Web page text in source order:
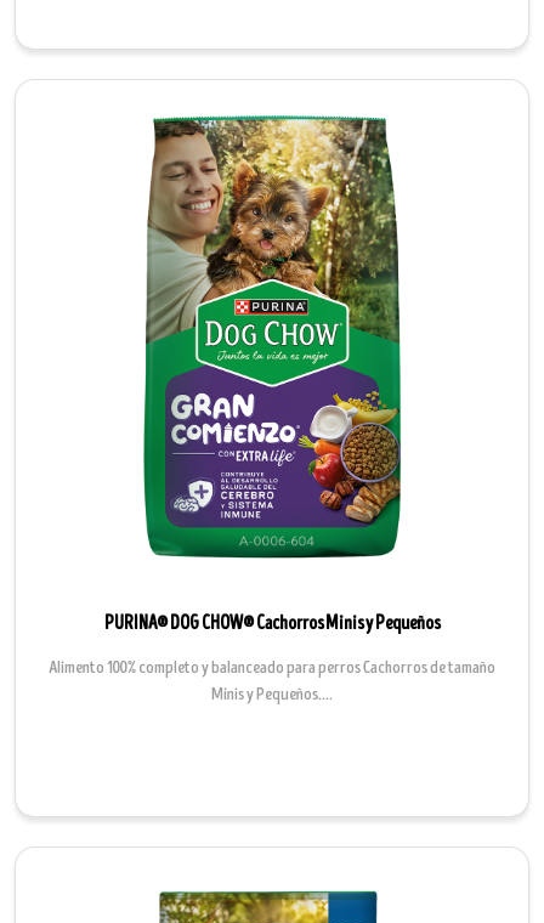
PURINA® DOG CHOW® Cachorros Minis y Pequeños
Alimento 100% completo y balanceado para perros Cachorros de tamaño
Minis y Pequeños....